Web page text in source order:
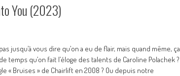
You (2023)
jusqu’à vous dire qu’on a eu de flair, mais quand même, ça
temps qu’on fait l’éloge des talents de Caroline Polachek ?
« Bruises » de Chairlift en 2008 ? Ou depuis notre